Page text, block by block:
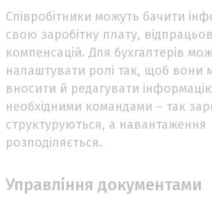
Співробітники можуть бачити
свою заробітну плату,
компенсацій. Для бухгалтерів
налаштувати ролі так, щоб вони
вносити й редагувати
необхідними командами – так
структуруються, а навантаження
розподіляється.
Управління документами